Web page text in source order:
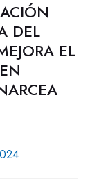
DEL
EL